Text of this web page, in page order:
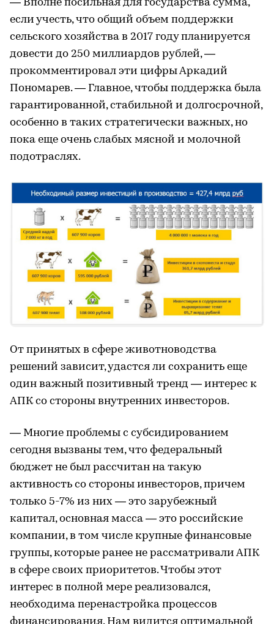
— Вполне посильная для государства сумма,
если учесть, что общий объем поддержки
сельского хозяйства в 2017 году планируется
довести до 250 миллиардов рублей, —
прокомментировал эти цифры Аркадий
Пономарев. — Главное, чтобы поддержка была
гарантированной, стабильной и долгосрочной,
особенно в таких стратегически важных, но
пока еще очень слабых мясной и молочной
подотраслях.
От принятых в сфере животноводства
решений зависит, удастся ли сохранить еще
один важный позитивный тренд — интерес к
АПК со стороны внутренних инвесторов.
— Многие проблемы с субсидированием
сегодня вызваны тем, что федеральный
бюджет не был рассчитан на такую
активность со стороны инвесторов, причем
только 5-7% из них — это зарубежный
капитал, основная масса — это российские
компании, в том числе крупные финансовые
группы, которые ранее не рассматривали АПК
в сфере своих приоритетов. Чтобы этот
интерес в полной мере реализовался,
необходима перенастройка процессов